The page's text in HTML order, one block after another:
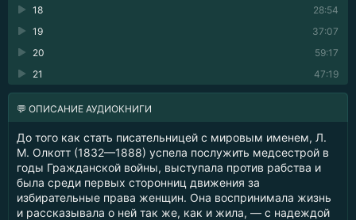
28:54
18
37:07
19
59:17
20
47:19
21
💬 ОПИСАНИЕ АУДИОКНИГИ
До того как стать писательницей с мировым именем, Л.
М. Олкотт (1832—1888) успела послужить медсестрой в
годы Гражданской войны, выступала против рабства и
была среди первых сторонниц движения за
избирательные права женщин. Она воспринимала жизнь
и рассказывала о ней так же, как и жила, — с надеждой